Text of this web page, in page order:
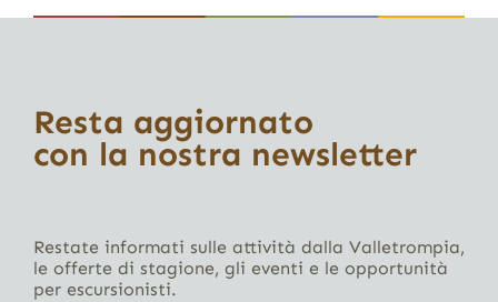
Resta aggiornato
con la nostra newsletter
Restate informati sulle attività dalla Valletrompia,
le offerte di stagione, gli eventi e le opportunità
per escursionisti.